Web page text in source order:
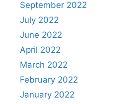
September 2022
July 2022
June 2022
April 2022
March 2022
February 2022
January 2022